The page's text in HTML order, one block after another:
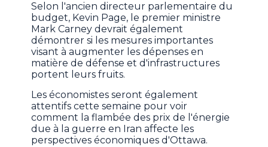
Selon l'ancien directeur parlementaire du
budget, Kevin Page, le premier ministre
Mark Carney devrait également
démontrer si les mesures importantes
visant à augmenter les dépenses en
matière de défense et d'infrastructures
portent leurs fruits.
Les économistes seront également
attentifs cette semaine pour voir
comment la flambée des prix de l'énergie
due à la guerre en Iran affecte les
perspectives économiques d'Ottawa.